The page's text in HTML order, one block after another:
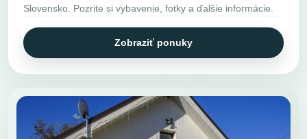
Slovensko. Pozrite si vybavenie, fotky a ďalšie informácie.
Zobraziť ponuky